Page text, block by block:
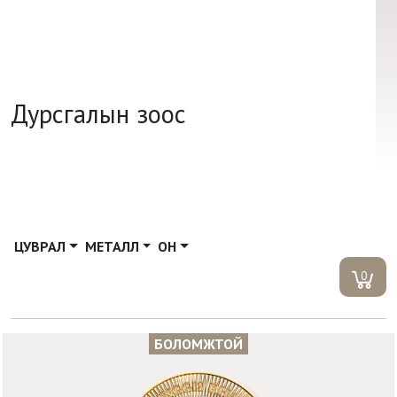
Дурсгалын зоос
ЦУВРАЛ МЕТАЛЛ ОН
0
БОЛОМЖТОЙ